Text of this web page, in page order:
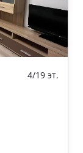
4/19 эт.